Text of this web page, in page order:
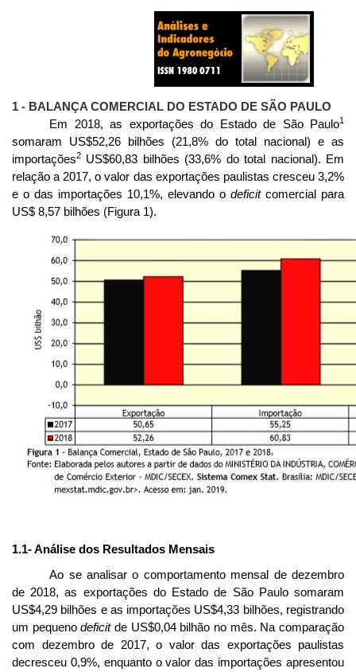
1 - BALANÇA COMERCIAL DO ESTADO DE SÃO PAULO
Em 2018, as exportações do Estado de São Paulo1
somaram US$52,26 bilhões (21,8% do total nacional) e as
importações2 US$60,83 bilhões (33,6% do total nacional). Em
relação a 2017, o valor das exportações paulistas cresceu 3,2%
e o das importações 10,1%, elevando o deficitcomercial para
US$ 8,57 bilhões (Figura 1).
1.1- Análise dos Resultados Mensais
Ao se analisar o comportamento mensal de dezembro
de 2018, as exportações do Estado de São Paulo somaram
US$4,29 bilhões e as importações US$4,33 bilhões, registrando
um pequenodeficitde US$0,04 bilhão no mês. Na comparação
com dezembro de 2017, o valor das exportações paulistas
decresceu 0,9%, enquanto o valor das importações apresentou